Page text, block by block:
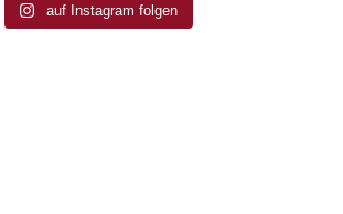
auf Instagram folgen